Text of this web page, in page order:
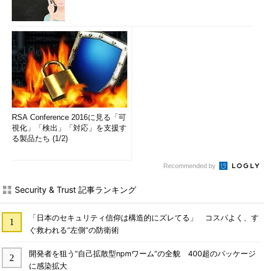
RSA Conference 2016に見る「可
視化」「検出」「対応」を支援す
る製品たち (1/2)
Recommended by
Security & Trust 記事ランキング
「日本のセキュリティ信仰は構造的にズレてる」 コスパよく、す
ぐ救われる“左側”の防衛術
開発者を狙う“自己拡散型npmワーム”の全貌 400超のパッケージ
に感染拡大